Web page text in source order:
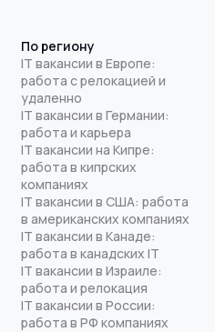
По региону
IT вакансии в Европе:
работа с релокацией и
удаленно
IT вакансии в Германии:
работа и карьера
IT вакансии на Кипре:
работа в кипрских
компаниях
IT вакансии в США: работа
в американских компаниях
IT вакансии в Канаде:
работа в канадских IT
IT вакансии в Израиле:
работа и релокация
IT вакансии в России:
работа в РФ компаниях